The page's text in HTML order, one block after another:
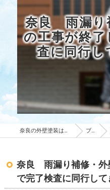
奈良 雨漏り
の工事が終
査に同行
奈良の外壁塗装はみなみ美装株式会社 ブログ
奈良 雨漏り補修・外
で完了検査に同行し